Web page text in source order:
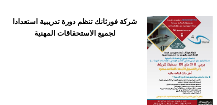
شركة فورثانك تنظم دورة تدريبية استعدادا
لجميع الاستحقاقات المهنية